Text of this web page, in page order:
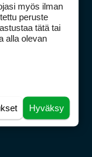
myös ilman
peruste
tätä tai
alla olevan
Hyväksy